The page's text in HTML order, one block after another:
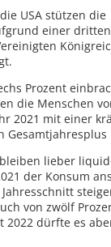
USA stützen die
einer dritten
Prozent
die Menschen
2021 mit einer
Gesamtjahresplus
lieber
der Konsum
von zwölf
2022 dürfte es